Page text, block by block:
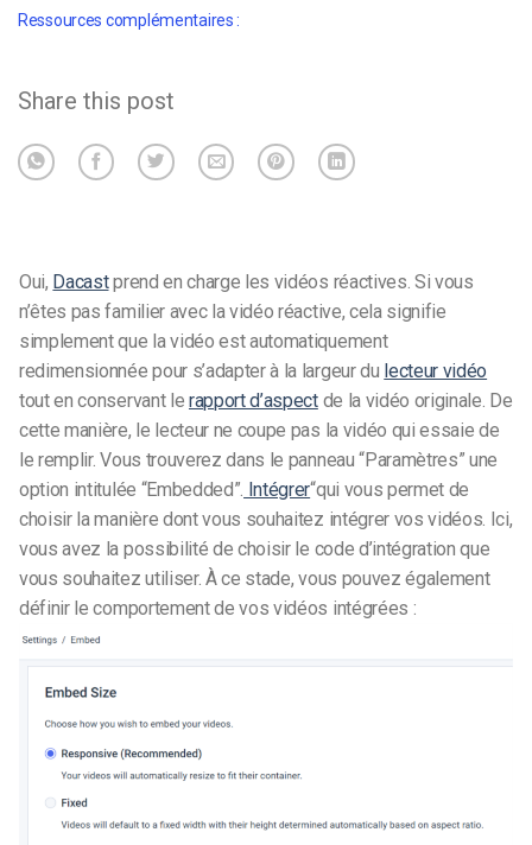
Ressources complémentaires :
Share this post
Oui, Dacastprend en charge les vidéos réactives.Si vous
n’êtes pas familier avec la vidéo réactive, cela signifie
simplement que la vidéo est automatiquement
redimensionnée pour s’adapter à la largeur du lecteur vidéo
tout en conservant le rapport d’aspectde la vidéo originale. De
cette manière, le lecteur ne coupe pas la vidéo qui essaie de
le remplir. Vous trouverez dans le panneau “Paramètres” une
option intitulée “Embedded”. Intégrer“qui vous permet de
choisir la manière dont vous souhaitez intégrer vos vidéos. Ici,
vous avez la possibilité de choisir le code d’intégration que
vous souhaitez utiliser. À ce stade, vous pouvez également
définir le comportement de vos vidéos intégrées :